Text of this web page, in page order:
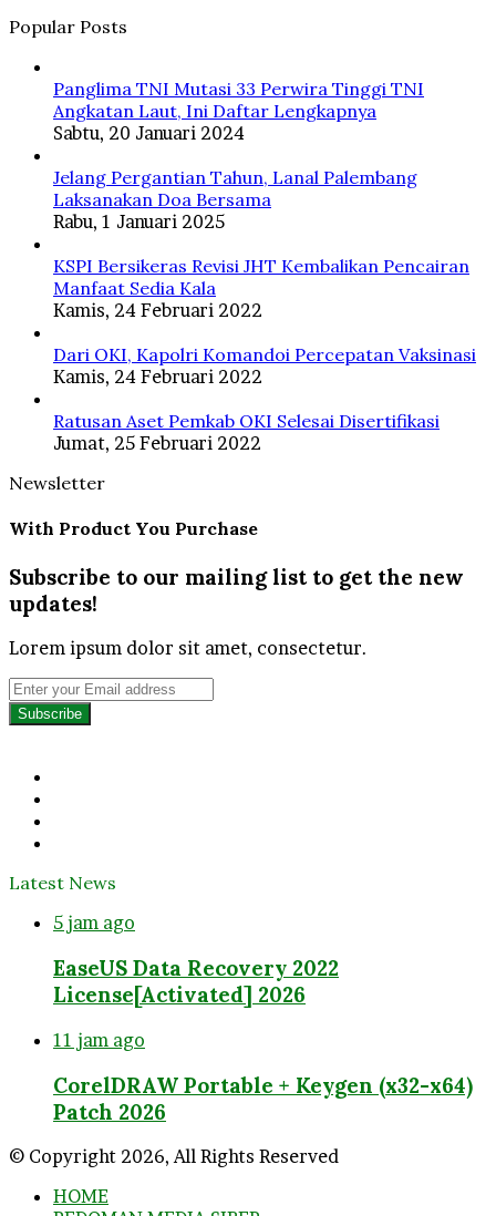
Popular Posts
Panglima TNI Mutasi 33 Perwira Tinggi TNI
Angkatan Laut, Ini Daftar Lengkapnya
Sabtu, 20 Januari 2024
Jelang Pergantian Tahun, Lanal Palembang
Laksanakan Doa Bersama
Rabu, 1 Januari 2025
KSPI Bersikeras Revisi JHT Kembalikan Pencairan
Manfaat Sedia Kala
Kamis, 24 Februari 2022
Dari OKI, Kapolri Komandoi Percepatan Vaksinasi
Kamis, 24 Februari 2022
Ratusan Aset Pemkab OKI Selesai Disertifikasi
Jumat, 25 Februari 2022
Newsletter
With Product You Purchase
Subscribe to our mailing list to get the new
updates!
Lorem ipsum dolor sit amet, consectetur.
Enter
your
Email
Latest News
5 jam ago
EaseUS Data Recovery 2022
License[Activated] 2026
11 jam ago
CorelDRAW Portable + Keygen (x32-x64)
Patch 2026
© Copyright 2026, All Rights Reserved
HOME